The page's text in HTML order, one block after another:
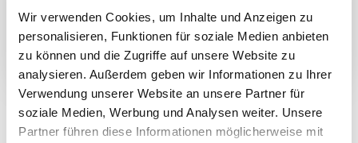
Wir verwenden Cookies, um Inhalte und Anzeigen zu
personalisieren, Funktionen für soziale Medien anbieten
zu können und die Zugriffe auf unsere Website zu
analysieren. Außerdem geben wir Informationen zu Ihrer
Verwendung unserer Website an unsere Partner für
soziale Medien, Werbung und Analysen weiter. Unsere
Partner führen diese Informationen möglicherweise mit
Learn More